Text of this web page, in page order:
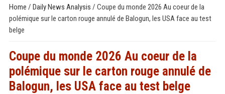
Home / Daily News Analysis / Coupe du monde 2026 Au coeur de la
polémique sur le carton rouge annulé de Balogun, les USA face au test
belge
Coupe du monde 2026 Au coeur de la
polémique sur le carton rouge annulé de
Balogun, les USA face au test belge